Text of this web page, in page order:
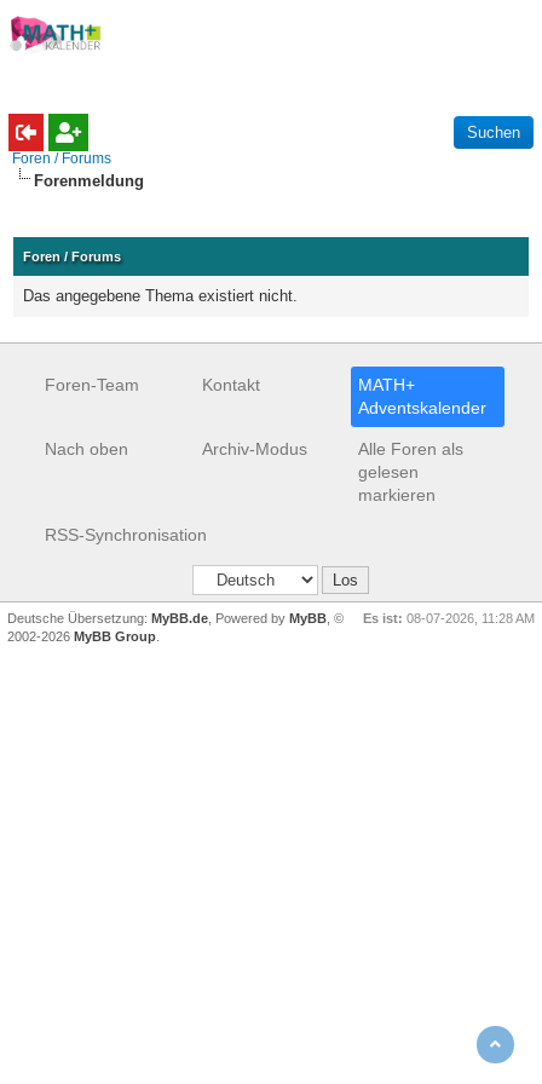
Foren / Forums
Forenmeldung
Foren / Forums
Das angegebene Thema existiert nicht.
Foren-Team Kontakt
MATH+
Adventskalender
Nach oben Archiv-Modus
Alle Foren als
gelesen
markieren
RSS-Synchronisation
Es ist: 08-07-2026, 11:28 AM
Deutsche Übersetzung: MyBB.de , Powered by MyBB , ©
2002-2026 MyBB Group